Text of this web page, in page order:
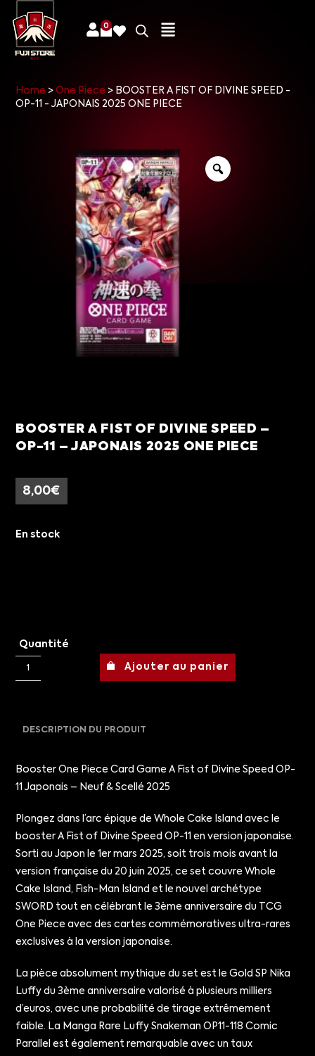
0
Home >One Piece > BOOSTER A FIST OF DIVINE SPEED -
OP-11 - JAPONAIS 2025 ONE PIECE
BOOSTER A FIST OF DIVINE SPEED –
OP-11 – JAPONAIS 2025 ONE PIECE
8,00€
En stock
Quantité
Ajouter au panier
DESCRIPTION DU PRODUIT
Booster One Piece Card Game A Fist of Divine Speed OP-
11 Japonais – Neuf & Scellé 2025
Plongez dans l’arc épique de Whole Cake Island avec le
booster A Fist of Divine Speed OP-11 en version japonaise.
Sorti au Japon le 1er mars 2025, soit trois mois avant la
version française du 20 juin 2025, ce set couvre Whole
Cake Island, Fish-Man Island et le nouvel archétype
SWORD tout en célébrant le 3ème anniversaire du TCG
One Piece avec des cartes commémoratives ultra-rares
exclusives à la version japonaise.
La pièce absolument mythique du set est le Gold SP Nika
Luffy du 3ème anniversaire valorisé à plusieurs milliers
d’euros, avec une probabilité de tirage extrêmement
faible. La Manga Rare Luffy Snakeman OP11-118 Comic
Parallel est également remarquable avec un taux